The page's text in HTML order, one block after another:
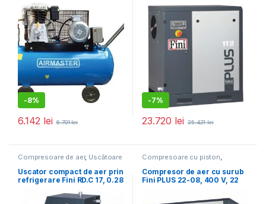
-8%
6.142 lei 6.701lei
-7%
23.720 lei 25.421lei
Compresoare de aer, Uscătoare
de aer
Uscator compact de aer prin
refrigerare Fini RD.C 17, 0.28
Compresoare cu piston
Compresoare de aer
Compresor de aer cu surub
Fini PLUS 22-08, 400 V, 22